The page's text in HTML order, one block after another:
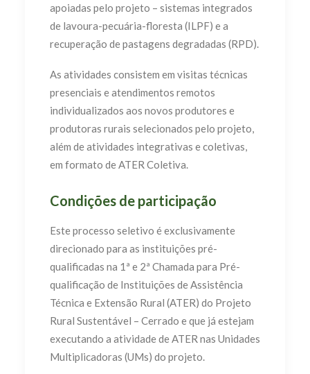
apoiadas pelo projeto – sistemas integrados
de lavoura-pecuária-floresta (ILPF) e a
recuperação de pastagens degradadas (RPD).
As atividades consistem em visitas técnicas
presenciais e atendimentos remotos
individualizados aos novos produtores e
produtoras rurais selecionados pelo projeto,
além de atividades integrativas e coletivas,
em formato de ATER Coletiva.
Condições de participação
Este processo seletivo é exclusivamente
direcionado para as instituições pré-
qualificadas na 1ª e 2ª Chamada para Pré-
qualificação de Instituições de Assistência
Técnica e Extensão Rural (ATER) do Projeto
Rural Sustentável – Cerrado e que já estejam
executando a atividade de ATER nas Unidades
Multiplicadoras (UMs) do projeto.